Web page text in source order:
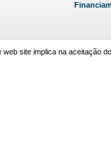
web site implica na aceitação